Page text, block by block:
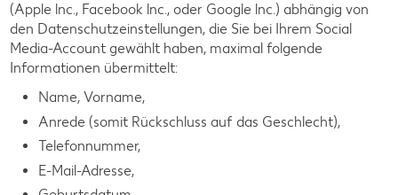
(Apple lnc., Facebook lnc., oder Google lnc.) abhängig von
den Datenschutzeinstellungen, die Sie bei Ihrem Social
Media-Account gewählt haben, maximal folgende
Informationen übermittelt:
Name, Vorname,
Anrede (somit Rückschluss auf das Geschlecht),
Telefonnummer,
E-Mail-Adresse,